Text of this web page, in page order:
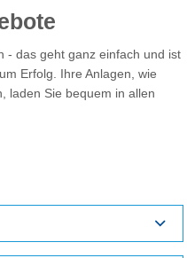
- das geht ganz einfach und ist
Erfolg. Ihre Anlagen, wie
laden Sie bequem in allen